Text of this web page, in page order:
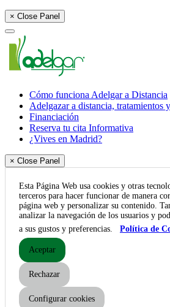
× Close Panel
Cómo funciona Adelgar a Distancia
Adelgazar a distancia, tratamientos
Financiación
Reserva tu cita Informativa
¿Vives en Madrid?
× Close Panel
Esta Página Web usa cookies y otras
terceros para hacer funcionar de manera
página web y personalizar su contenido.
analizar la navegación de los usuarios y
a sus gustos y preferencias.
Política de
Aceptar
Rechazar
Configurar cookies